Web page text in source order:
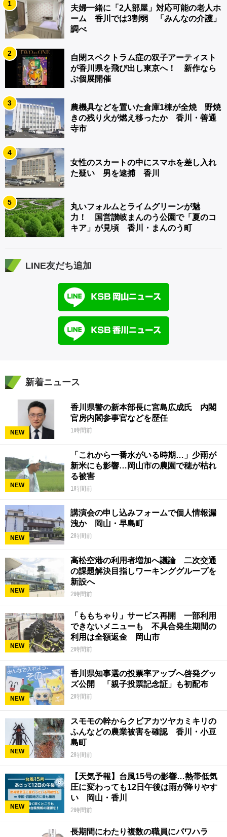
1
夫婦一緒に「2人部屋」対応可能の老人ホ
ーム 香川では3割弱 「みんなの介護」
調べ
2
自閉スペクトラム症の双子アーティスト
が香川県を飛び出し東京へ！ 新作なら
ぶ個展開催
3
農機具などを置いた倉庫1棟が全焼 野焼
きの残り火が燃え移ったか 香川・善通
寺市
4
女性のスカートの中にスマホを差し入れ
た疑い 男を逮捕 香川
5
丸いフォルムとライムグリーンが魅
力！ 国営讃岐まんのう公園で「夏のコ
キア」が見頃 香川・まんのう町
LINE友だち追加
新着ニュース
NEW
香川県警の新本部長に宮島広成氏 内閣
官房内閣参事官などを歴任
1時間前
NEW
「これから一番水がいる時期…」少雨が
新米にも影響…岡山市の農園で穂が枯れ
る被害
1時間前
NEW
講演会の申し込みフォームで個人情報漏
洩か 岡山・早島町
2時間前
NEW
高松空港の利用者増加へ議論 二次交通
の課題解決目指しワーキンググループを
新設へ
2時間前
NEW
「ももちゃり」サービス再開 一部利用
できないメニューも 不具合発生期間の
利用は全額返金 岡山市
2時間前
NEW
香川県知事選の投票率アップへ啓発グッ
ズ公開 「親子投票記念証」も初配布
2時間前
NEW
スモモの幹からクビアカツヤカミキリの
ふんなどの農業被害を確認 香川・小豆
島町
2時間前
NEW
【天気予報】台風15号の影響…熱帯低気
圧に変わっても12日午後は雨が降りやす
い 岡山・香川
2時間前
長期間にわたり複数の職員にパワハラ